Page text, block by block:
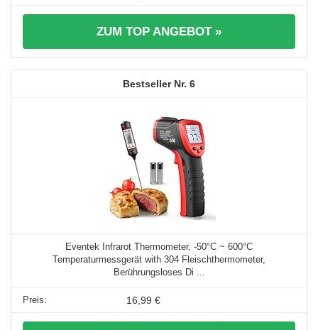
ZUM TOP ANGEBOT »
6
Eventek Infrarot Thermometer, -50°C ~ 600°C
Temperaturmessgerät with 304 Fleischthermometer,
Berührungsloses Di ...
16,99 €